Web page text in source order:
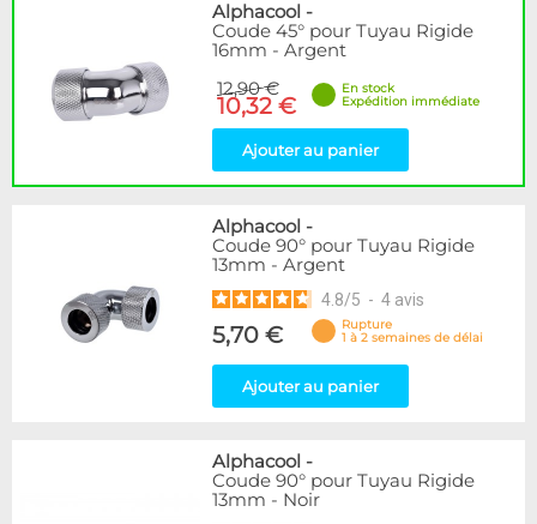
Alphacool -
Coude 45° pour Tuyau Rigide
16mm - Argent
12,90 €
10,32 €
En stock
Expédition immédiate
Ajouter au panier
Alphacool -
Coude 90° pour Tuyau Rigide
13mm - Argent
4.8/5 - 4 avis
5,70 €
Rupture
1 à 2 semaines de délai
Ajouter au panier
Alphacool -
Coude 90° pour Tuyau Rigide
13mm - Noir